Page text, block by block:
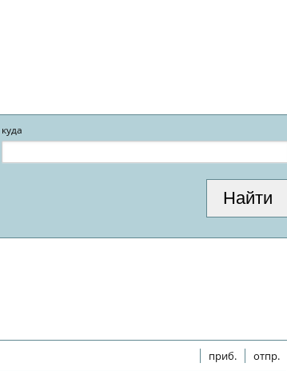
куда
приб. отпр.